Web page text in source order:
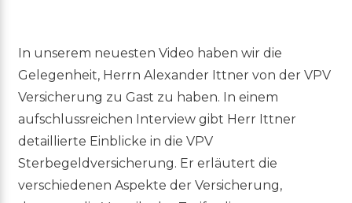
In unserem neuesten Video haben wir die
Gelegenheit, Herrn Alexander Ittner von der VPV
Versicherung zu Gast zu haben. In einem
aufschlussreichen Interview gibt Herr Ittner
detaillierte Einblicke in die VPV
Sterbegeldversicherung. Er erläutert die
verschiedenen Aspekte der Versicherung,